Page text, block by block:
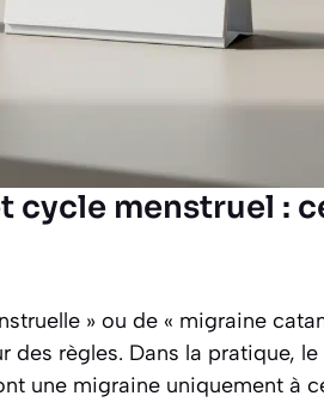
cycle menstruel :
» ou de « migraine
des règles. Dans la pratique,
une migraine uniquement à